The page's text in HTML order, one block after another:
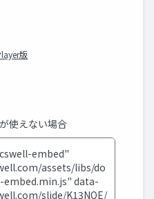
版
使えない場合